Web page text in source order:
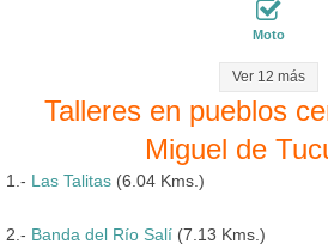
Moto
Ver 12 más
Talleres en pueblos
Miguel de
1.- Las Talitas (6.04 Kms.)
2.- Banda del Río Salí (7.13 Kms.)